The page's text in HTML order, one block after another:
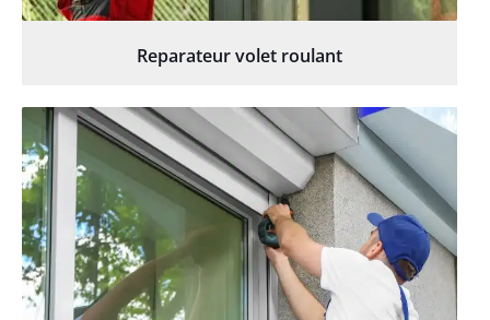
Reparateur volet roulant